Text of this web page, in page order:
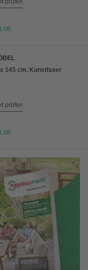
prüfen
145 cm, Kunstfaser
prüfen